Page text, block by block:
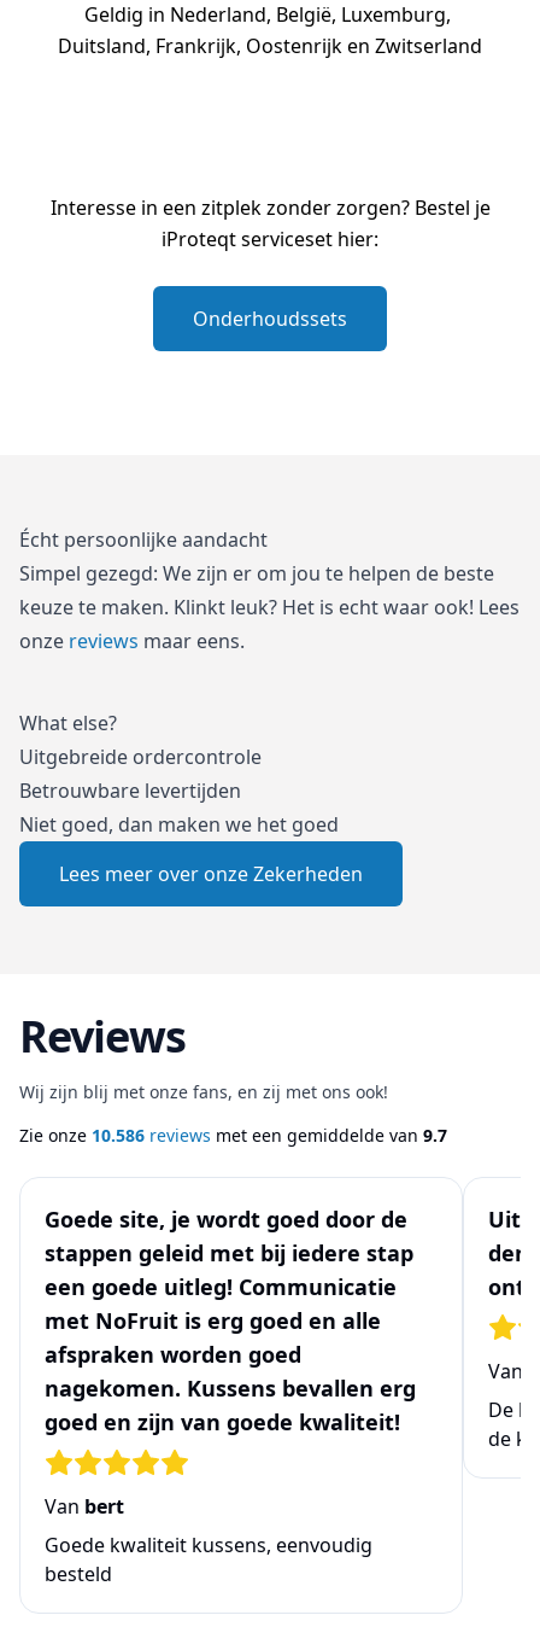
Geldig in Nederland, België, Luxemburg,
Duitsland, Frankrijk, Oostenrijk en Zwitserland
Interesse in een zitplek zonder zorgen? Bestel je
iProteqt serviceset hier:
Onderhoudssets
Écht persoonlijke aandacht
Simpel gezegd: We zijn er om jou te helpen de beste
keuze te maken. Klinkt leuk? Het is echt waar ook! Lees
onze reviews maar eens.
What else?
Uitgebreide ordercontrole
Betrouwbare levertijden
Niet goed, dan maken we het goed
Lees meer over onze Zekerheden
Reviews
Wij zijn blij met onze fans, en zij met ons ook!
Zie onze 10.586 reviews met een gemiddelde van 9.7
Goede site, je wordt goed door de
stappen geleid met bij iedere stap
een goede uitleg! Communicatie
met NoFruit is erg goed en alle
afspraken worden goed
nagekomen. Kussens bevallen erg
goed en zijn van goede kwaliteit!
Van bert
Goede kwaliteit kussens, eenvoudig
besteld
Van
De
de